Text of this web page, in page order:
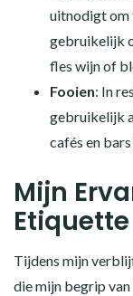
uitnodigt om
gebruikelijk
fles wijn of
Fooien: In
gebruikelijk
cafés en
Mijn
Etiquette
Tijdens mijn
die mijn begrip